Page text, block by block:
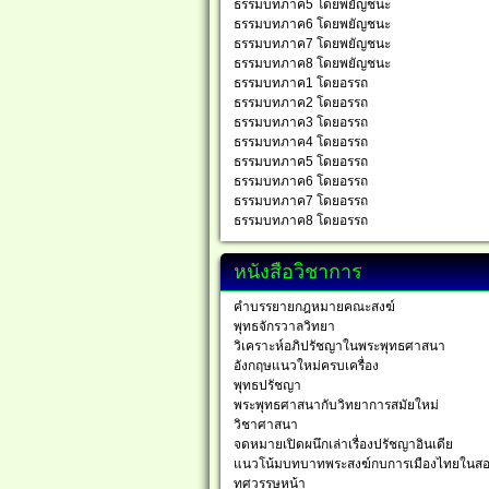
ธรรมบทภาค5 โดยพยัญชนะ
ธรรมบทภาค6 โดยพยัญชนะ
ธรรมบทภาค7 โดยพยัญชนะ
ธรรมบทภาค8 โดยพยัญชนะ
ธรรมบทภาค1 โดยอรรถ
ธรรมบทภาค2 โดยอรรถ
ธรรมบทภาค3 โดยอรรถ
ธรรมบทภาค4 โดยอรรถ
ธรรมบทภาค5 โดยอรรถ
ธรรมบทภาค6 โดยอรรถ
ธรรมบทภาค7 โดยอรรถ
ธรรมบทภาค8 โดยอรรถ
หนังสือวิชาการ
คำบรรยายกฎหมายคณะสงฆ์
พุทธจักรวาลวิทยา
วิเคราะห์อภิปรัชญาในพระพุทธศาสนา
อังกฤษแนวใหม่ครบเครื่อง
พุทธปรัชญา
พระพุทธศาสนากับวิทยาการสมัยใหม่
วิชาศาสนา
จดหมายเปิดผนึกเล่าเรื่องปรัชญาอินเดีย
แนวโน้มบทบาทพระสงฆ์กบการเมืองไทยในส
ทศวรรษหน้า